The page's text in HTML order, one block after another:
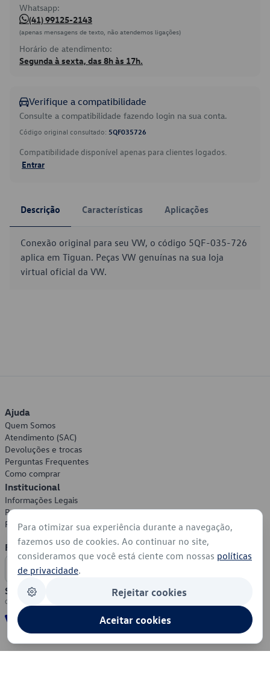
Whatsapp:
(41) 99125-2143
(apenas mensagens de texto, não atendemos ligações)
Horário de atendimento:
Segunda à sexta, das 8h às 17h.
Verifique a compatibilidade
Consulte a compatibilidade fazendo login na sua conta.
Código original consultado: 5QF035726
Compatibilidade disponível apenas para clientes logados.
Entrar
Descrição Características Aplicações
Conexão original para seu VW, o código 5QF-035-726
aplica em Tiguan. Peças VW genuínas na sua loja
virtual oficial da VW.
Ajuda
Quem Somos
Atendimento (SAC)
Devoluções e trocas
Perguntas Frequentes
Como comprar
Institucional
Informações Legais
Política de Privacidade
Política de Cookies
Formas de Pagamento
Segurança
Para otimizar sua experiência durante a navegação,
fazemos uso de cookies. Ao continuar no site,
consideramos que você está ciente com nossas políticas
de privacidade.
Rejeitar cookies
Aceitar cookies